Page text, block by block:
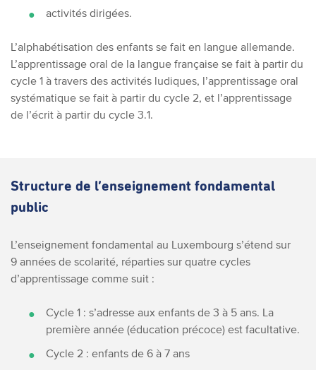
activités dirigées.
L’alphabétisation des enfants se fait en langue allemande.
L’apprentissage oral de la langue française se fait à partir du
cycle 1 à travers des activités ludiques, l’apprentissage oral
systématique se fait à partir du cycle 2, et l’apprentissage
de l’écrit à partir du cycle 3.1.
Structure de l’enseignement fondamental
public
L’enseignement fondamental au Luxembourg s’étend sur
9 années de scolarité, réparties sur quatre cycles
d’apprentissage comme suit :
Cycle 1 : s’adresse aux enfants de 3 à 5 ans. La
première année (éducation précoce) est facultative.
Cycle 2 : enfants de 6 à 7 ans